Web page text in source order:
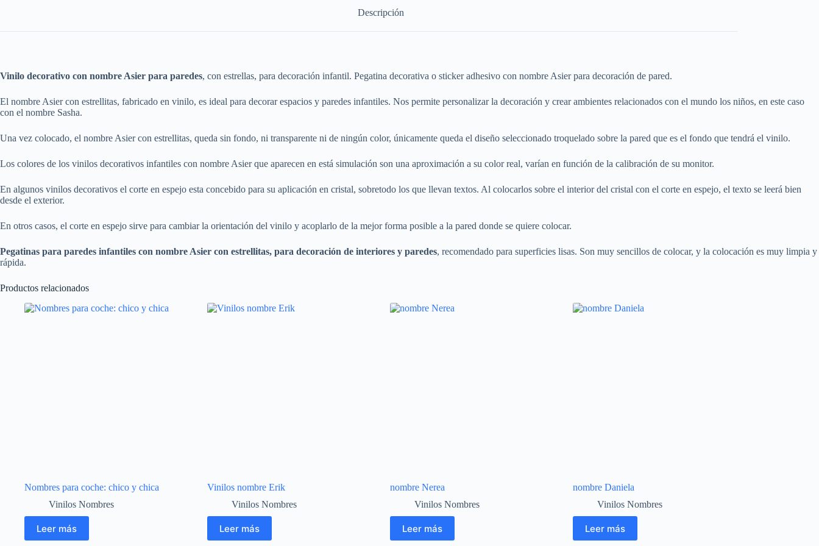
Descripción
Vinilo decorativo con nombre Asier para paredes, con estrellas, para decoración infantil. Pegatina decorativa o sticker adhesivo con nombre Asier para decoración de pared.
El nombre Asier con estrellitas, fabricado en vinilo, es ideal para decorar espacios y paredes infantiles. Nos permite personalizar la decoración y crear ambientes relacionados con el mundo los niños, en este caso
con el nombre Sasha.
Una vez colocado, el nombre Asier con estrellitas, queda sin fondo, ni transparente ni de ningún color, únicamente queda el diseño seleccionado troquelado sobre la pared que es el fondo que tendrá el vinilo.
Los colores de los vinilos decorativos infantiles con nombre Asier que aparecen en está simulación son una aproximación a su color real, varían en función de la calibración de su monitor.
En algunos vinilos decorativos el corte en espejo esta concebido para su aplicación en cristal, sobretodo los que llevan textos. Al colocarlos sobre el interior del cristal con el corte en espejo, el texto se leerá bien
desde el exterior.
En otros casos, el corte en espejo sirve para cambiar la orientación del vinilo y acoplarlo de la mejor forma posible a la pared donde se quiere colocar.
Pegatinas para paredes infantiles con nombre Asier con estrellitas, para decoración de interiores y paredes, recomendado para superficies lisas. Son muy sencillos de colocar, y la colocación es muy limpia y
rápida.
Productos relacionados
Nombres para coche: chico y chica
Vinilos Nombres
Leer más
Vinilos nombre Erik
Vinilos Nombres
Leer más
nombre Nerea
Vinilos Nombres
Leer más
nombre Daniela
Vinilos Nombres
Leer más